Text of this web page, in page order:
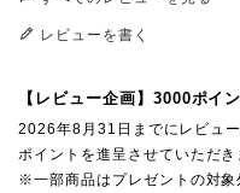
レビューを書く
【レビュー企画】3000ポイ
2026年8月31日までにレビュ
ポイントを進呈させていただき
※一部商品はプレゼントの対象